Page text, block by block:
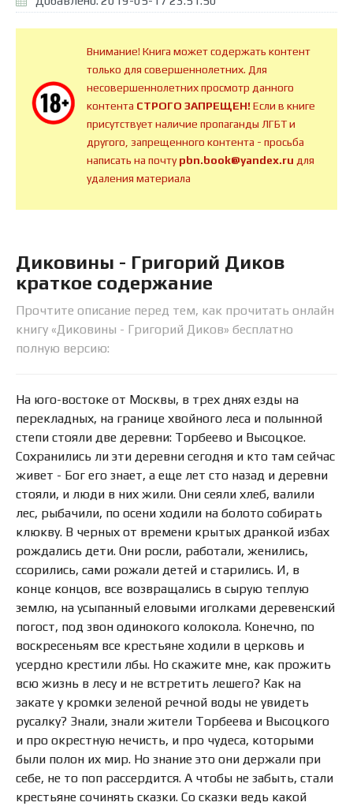
Внимание! Книга может содержать контент
только для совершеннолетних. Для
несовершеннолетних просмотр данного
контента СТРОГО ЗАПРЕЩЕН!Если в книге
присутствует наличие пропаганды ЛГБТ и
другого, запрещенного контента - просьба
написать на почтуpbn.book@yandex.ru для
удаления материала
Диковины - Григорий Диков
краткое содержание
Прочтите описание перед тем, как прочитать онлайн
книгу «Диковины - Григорий Диков» бесплатно
полную версию:
На юго-востоке от Москвы, в трех днях езды на
перекладных, на границе хвойного леса и полынной
степи стояли две деревни: Торбеево и Высоцкое.
Сохранились ли эти деревни сегодня и кто там сейчас
живет - Бог его знает, а еще лет сто назад и деревни
стояли, и люди в них жили. Они сеяли хлеб, валили
лес, рыбачили, по осени ходили на болото собирать
клюкву. В черных от времени крытых дранкой избах
рождались дети. Они росли, работали, женились,
ссорились, сами рожали детей и старились. И, в
конце концов, все возвращались в сырую теплую
землю, на усыпанный еловыми иголками деревенский
погост, под звон одинокого колокола. Конечно, по
воскресеньям все крестьяне ходили в церковь и
усердно крестили лбы. Но скажите мне, как прожить
всю жизнь в лесу и не встретить лешего? Как на
закате у кромки зеленой речной воды не увидеть
русалку? Знали, знали жители Торбеева и Высоцкого
и про окрестную нечисть, и про чудеса, которыми
были полон их мир. Но знание это они держали при
себе, не то поп рассердится. А чтобы не забыть, стали
крестьяне сочинять сказки. Со сказки ведь какой